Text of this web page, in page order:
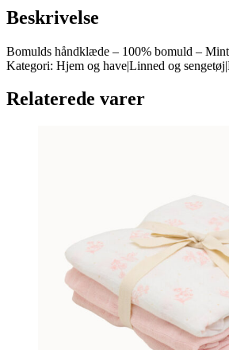
Beskrivelse
Bomulds håndklæde – 100% bomuld –
Kategori: Hjem og have|Linned og
Relaterede varer